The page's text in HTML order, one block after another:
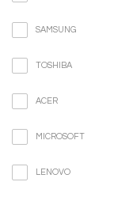
SAMSUNG
TOSHIBA
ACER
MICROSOFT
LENOVO